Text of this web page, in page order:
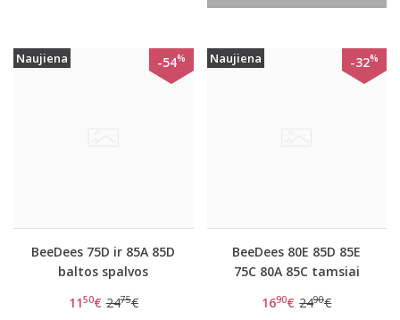
Naujiena -54%
BeeDees 75D ir 85A 85D
baltos spalvos
WHPM
1150€ 2475€
Naujiena -32%
BeeDees 80E 85D 85E
75C 80A 85C tamsiai
BeeSweet IA 8170 WHP
1690€ 2490€